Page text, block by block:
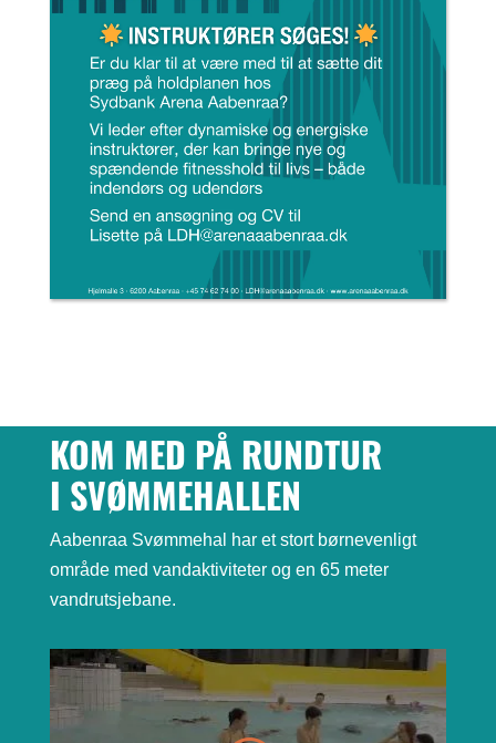
KOM MED PÅ RUNDTUR
I SVØMMEHALLEN
Aabenraa Svømmehal har et stort børnevenligt
område med vandaktiviteter og en 65 meter
vandrutsjebane.